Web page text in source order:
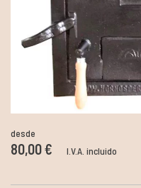
desde
80,00 € I.V.A. incluido